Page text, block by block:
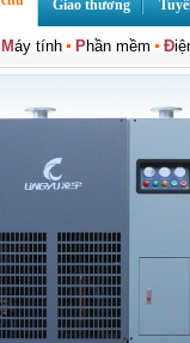
Giao thương
Máy tính Phần mềm Đ